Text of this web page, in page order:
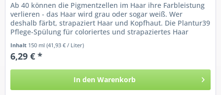
Ab 40 können die Pigmentzellen im Haar ihre Farbleistung
verlieren - das Haar wird grau oder sogar weiß. Wer
deshalb färbt, strapaziert Haar und Kopfhaut. Die Plantur39
Pflege-Spülung für coloriertes und strapaziertes Haar
Inhalt 150 ml(41,93 € / Liter)
6,29 € *
In den Warenkorb